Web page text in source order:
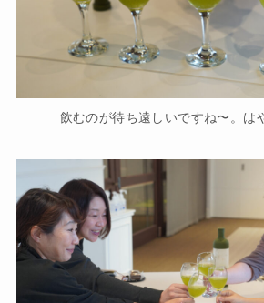
飲むのが待ち遠しいですね〜。は